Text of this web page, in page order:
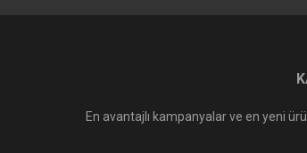
En avantajlı kampanyalar ve en yeni